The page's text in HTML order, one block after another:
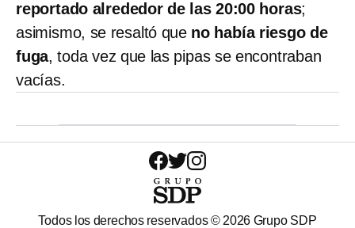
reportado alrededor de las 20:00 horas;
asimismo, se resaltó que no había riesgo de
fuga, toda vez que las pipas se encontraban
vacías.
Todos los derechos reservados © 2026 Grupo SDP